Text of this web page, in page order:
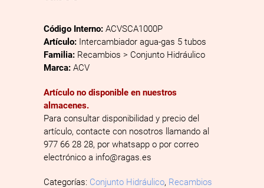
Código Interno: ACVSCA1000P
Artículo: Intercambiador agua-gas 5 tubos
Familia: Recambios > Conjunto Hidráulico
Marca: ACV
Artículo no disponible en nuestros
almacenes.
Para consultar disponibilidad y precio del
artículo, contacte con nosotros llamando al
977 66 28 28, por whatsapp o por correo
electrónico a info@ragas.es
Categorías: Conjunto Hidráulico, Recambios